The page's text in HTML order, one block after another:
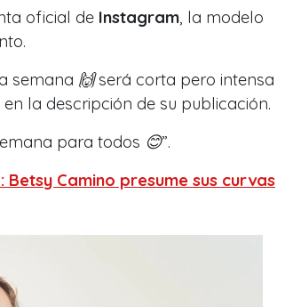
oficial de Instagram , la modelo
semana 🙌 será corta pero intensa
en la descripción de su publicación.
para todos 😊”.
Betsy Camino presume sus curvas